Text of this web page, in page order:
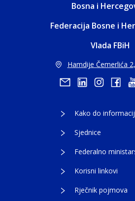
Bosna i
Federacija Bosne i
Vlada FBiH
Hamdije Čemerlića
Kako do
Sjednice
Federalno
Korisni linkovi
Rječnik pojmova